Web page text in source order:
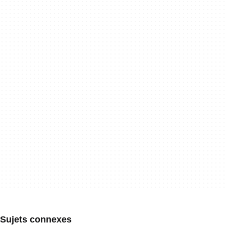
Sujets connexes